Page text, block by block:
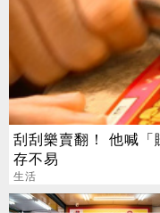
刮刮樂賣翻！ 他喊「
存不易
生活